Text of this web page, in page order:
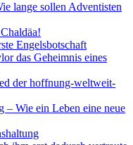
lange sollen Adventisten
Engelsbotschaft
das Geheimnis eines
der hoffnung-weltweit-
– Wie ein Leben eine neue